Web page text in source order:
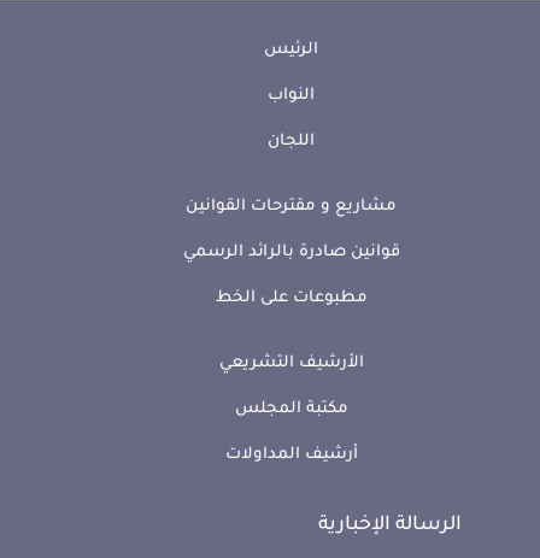
الرئيس
النواب
اللجان
مشاريع و مقترحات القوانين
قوانين صادرة بالرائد الرسمي
مطبوعات على الخط
الأرشيف التشريعي
مكتبة المجلس
أرشيف المداولات
الرسالة الإخبارية